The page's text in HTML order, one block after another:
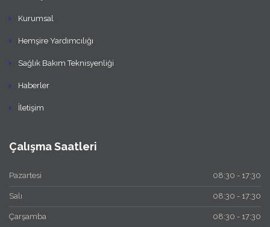
Kurumsal
Hemşire Yardımcılığı
Sağlık Bakım Teknisyenliği
Haberler
İletişim
Çalışma Saatleri
Pazartesi 08:30 - 17:30
Salı 08:30 - 17:30
Çarşamba 08:30 - 17:30